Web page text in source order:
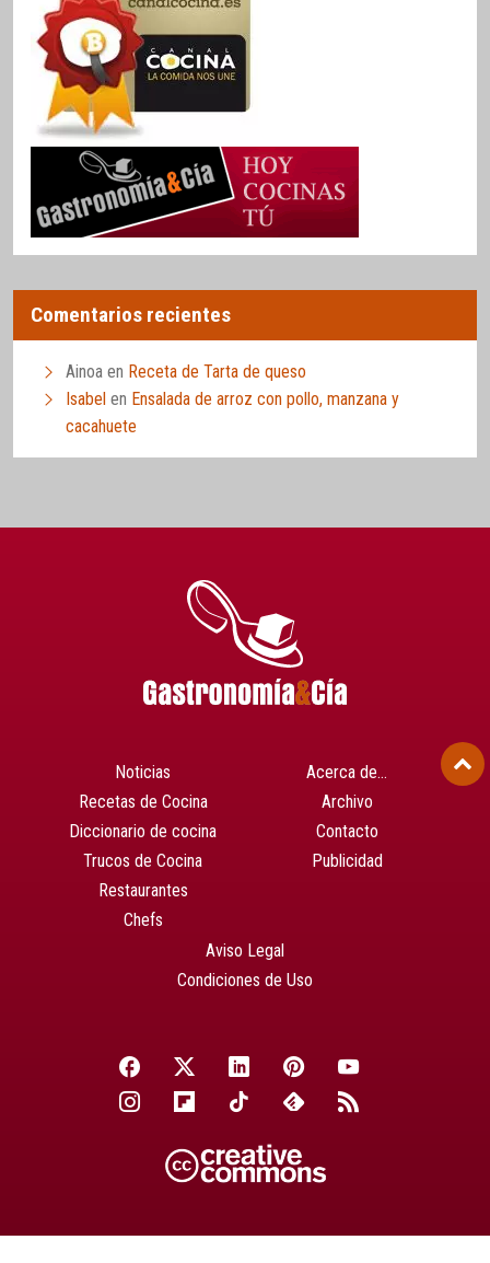
Comentarios recientes
Ainoa en Receta de Tarta de queso
Isabel en Ensalada de arroz con pollo, manzana y
cacahuete
Noticias
Recetas de Cocina
Diccionario de cocina
Trucos de Cocina
Restaurantes
Chefs
Acerca de…
Archivo
Contacto
Publicidad
Aviso Legal
Condiciones de Uso